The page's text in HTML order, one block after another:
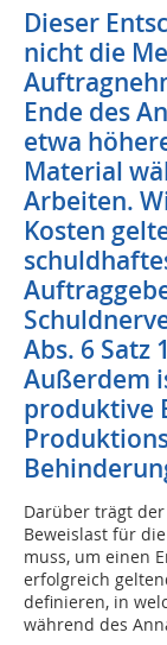
Dieser
nicht die
Ende des
etwa
Material
Arbeiten.
Kosten
Abs. 6 Satz
Außerdem
produktive
Darüber trägt
Beweislast für
muss, um einen
erfolgreich
definieren, in
während des